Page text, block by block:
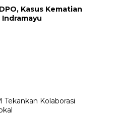
Kasus Kematian